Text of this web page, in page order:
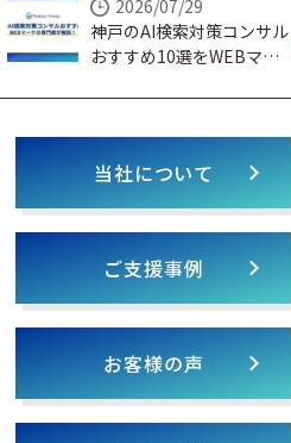
2026/07/29
神戸のAI検索対策コンサル
おすすめ10選をWEBマー
当社について
ご支援事例
お客様の声